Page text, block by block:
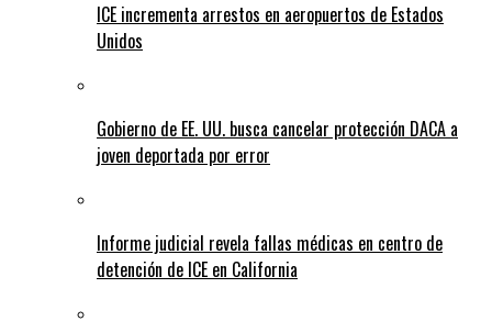
ICE incrementa arrestos en aeropuertos de Estados
Unidos
Gobierno de EE. UU. busca cancelar protección DACA a
joven deportada por error
Informe judicial revela fallas médicas en centro de
detención de ICE en California